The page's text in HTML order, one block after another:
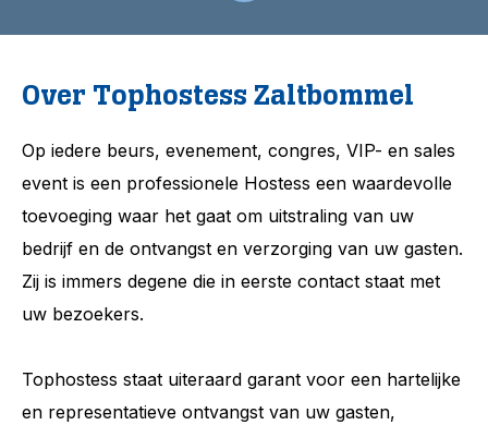
Over Tophostess Zaltbommel
Op iedere beurs, evenement, congres, VIP- en sales
event is een professionele Hostess een waardevolle
toevoeging waar het gaat om uitstraling van uw
bedrijf en de ontvangst en verzorging van uw gasten.
Zij is immers degene die in eerste contact staat met
uw bezoekers.
Tophostess staat uiteraard garant voor een hartelijke
en representatieve ontvangst van uw gasten,